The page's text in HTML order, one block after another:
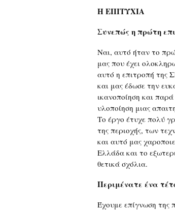
Η ΕΠΙΤΥΧΙΑ
Συνεπώς η πρώτη
Ναι, αυτό ήταν το
μας που έχει
αυτό η επιτροπή της
και μας έδωσε την
ικανοποίηση και
υλοποίηση μιας
Το έργο έτυχε πολύ
της περιοχής, των
και αυτό μας
Ελλάδα και το
θετικά σχόλια.
Περιμένατε ένα
Έχουμε επίγνωση της